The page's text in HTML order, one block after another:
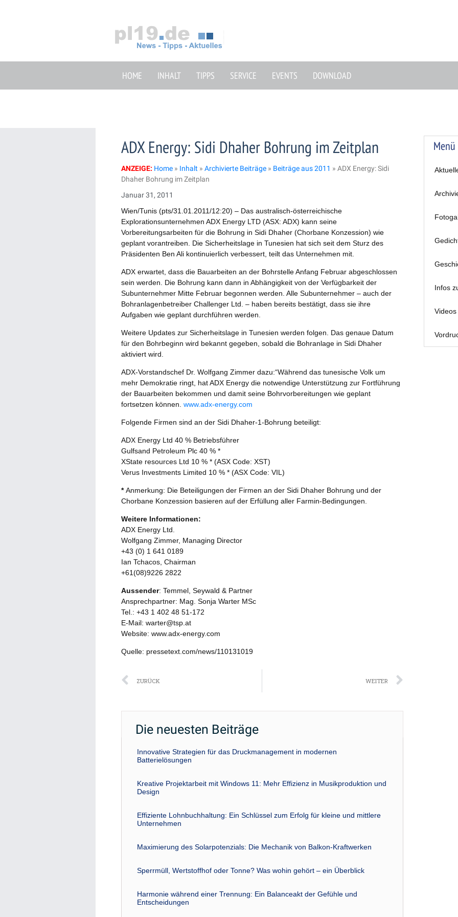
HOME INHALT TIPPS SERVICE EVENTS DOWNLOAD
ADX Energy: Sidi Dhaher Bohrung im Zeitplan
ANZEIGE: Home » Inhalt » Archivierte Beiträge » Beiträge aus 2011 » ADX Energy: Sidi
Dhaher Bohrung im Zeitplan
Januar 31, 2011
Wien/Tunis (pts/31.01.2011/12:20) – Das australisch-österreichische
Explorationsunternehmen ADX Energy LTD (ASX: ADX) kann seine
Vorbereitungsarbeiten für die Bohrung in Sidi Dhaher (Chorbane Konzession) wie
geplant vorantreiben. Die Sicherheitslage in Tunesien hat sich seit dem Sturz des
Präsidenten Ben Ali kontinuierlich verbessert, teilt das Unternehmen mit.
ADX erwartet, dass die Bauarbeiten an der Bohrstelle Anfang Februar abgeschlossen
sein werden. Die Bohrung kann dann in Abhängigkeit von der Verfügbarkeit der
Subunternehmer Mitte Februar begonnen werden. Alle Subunternehmer – auch der
Bohranlagenbetreiber Challenger Ltd. – haben bereits bestätigt, dass sie ihre
Aufgaben wie geplant durchführen werden.
Weitere Updates zur Sicherheitslage in Tunesien werden folgen. Das genaue Datum
für den Bohrbeginn wird bekannt gegeben, sobald die Bohranlage in Sidi Dhaher
aktiviert wird.
ADX-Vorstandschef Dr. Wolfgang Zimmer dazu:“Während das tunesische Volk um
mehr Demokratie ringt, hat ADX Energy die notwendige Unterstützung zur Fortführung
der Bauarbeiten bekommen und damit seine Bohrvorbereitungen wie geplant
fortsetzen können. www.adx-energy.com
Folgende Firmen sind an der Sidi Dhaher-1-Bohrung beteiligt:
ADX Energy Ltd 40 % Betriebsführer
Gulfsand Petroleum Plc 40 % *
XState resources Ltd 10 % * (ASX Code: XST)
Verus Investments Limited 10 % * (ASX Code: VIL)
*Anmerkung: Die Beteiligungen der Firmen an der Sidi Dhaher Bohrung und der
Chorbane Konzession basieren auf der Erfüllung aller Farmin-Bedingungen.
Weitere Informationen:
ADX Energy Ltd.
Wolfgang Zimmer, Managing Director
+43 (0) 1 641 0189
Ian Tchacos, Chairman
+61(08)9226 2822
Aussender: Temmel, Seywald & Partner
Ansprechpartner: Mag. Sonja Warter MSc
Tel.: +43 1 402 48 51-172
E-Mail: warter@tsp.at
Website: www.adx-energy.com
Quelle: pressetext.com/news/110131019
Zurück
ZURÜCK WEITER
Die neuesten Beiträge
Innovative Strategien für das Druckmanagement in modernen
Batterielösungen
Kreative Projektarbeit mit Windows 11: Mehr Effizienz in Musikproduktion und
Design
Effiziente Lohnbuchhaltung: Ein Schlüssel zum Erfolg für kleine und mittlere
Unternehmen
Maximierung des Solarpotenzials: Die Mechanik von Balkon-Kraftwerken
Sperrmüll, Wertstoffhof oder Tonne? Was wohin gehört – ein Überblick
Harmonie während einer Trennung: Ein Balanceakt der Gefühle und
Entscheidungen
Menü
Infos